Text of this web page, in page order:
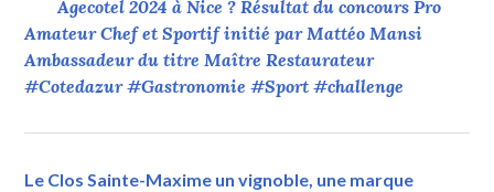
Agecotel 2024 à Nice ? Résultat du concours Pro
Amateur Chef et Sportif initié par Mattéo Mansi
Ambassadeur du titre Maître Restaurateur
#Cotedazur #Gastronomie #Sport #challenge
Le Clos Sainte-Maxime un vignoble, une marque